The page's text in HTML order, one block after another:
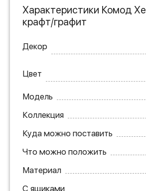
Характеристики Комод
крафт/графит
Декор
Цвет
Модель
Коллекция
Куда можно поставить
Что можно положить
Материал
С ящиками